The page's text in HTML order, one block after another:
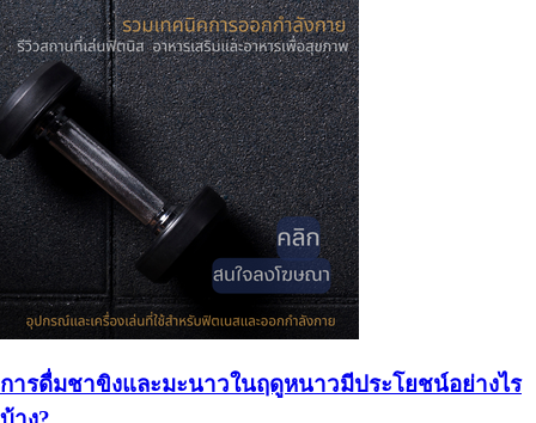
การดื่มชาขิงและมะนาวในฤดูหนาวมีประโยชน์อย่างไร